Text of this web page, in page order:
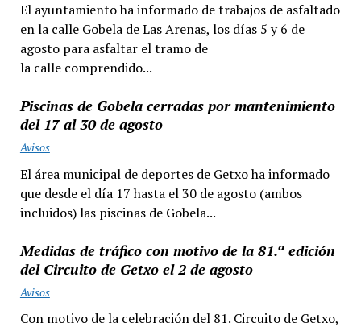
El ayuntamiento ha informado de trabajos de asfaltado
en la calle Gobela de Las Arenas, los días 5 y 6 de
agosto para asfaltar el tramo de
la calle comprendido...
Piscinas de Gobela cerradas por mantenimiento
del 17 al 30 de agosto
Avisos
El área municipal de deportes de Getxo ha informado
que desde el día 17 hasta el 30 de agosto (ambos
incluidos) las piscinas de Gobela...
Medidas de tráfico con motivo de la 81.ª edición
del Circuito de Getxo el 2 de agosto
Avisos
Con motivo de la celebración del 81. Circuito de Getxo,